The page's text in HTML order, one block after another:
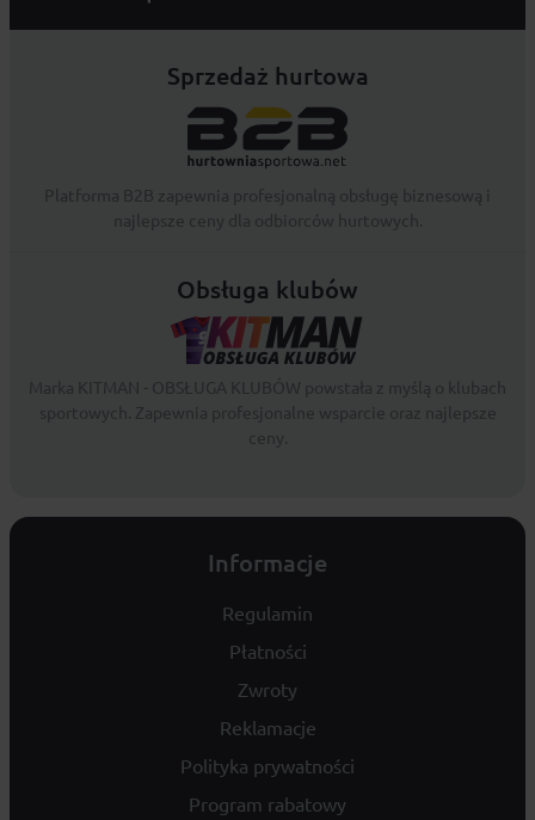
Sprzedaż hurtowa
Obsługa klubów
Informacje
Regulamin
Płatności
Zwroty
Reklamacje
Polityka prywatności
Program rabatowy